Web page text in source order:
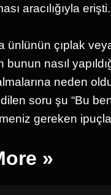
aracılığıyla erişti.
ünlünün çıplak
bunun nasıl
neden
soru şu “Bu
gereken
»